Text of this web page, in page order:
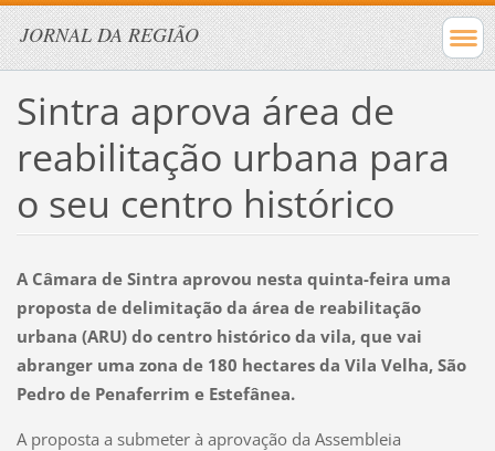
JORNAL DA REGIÃO
Sintra aprova área de
reabilitação urbana para
o seu centro histórico
A Câmara de Sintra aprovou nesta quinta-feira uma
proposta de delimitação da área de reabilitação
urbana (ARU) do centro histórico da vila, que vai
abranger uma zona de 180 hectares da Vila Velha, São
Pedro de Penaferrim e Estefânea.
A proposta a submeter à aprovação da Assembleia